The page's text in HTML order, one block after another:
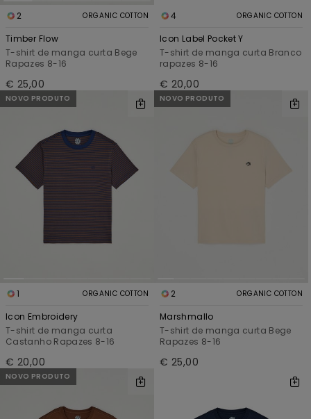
2 ORGANIC COTTON
Timber Flow
T-shirt de manga curta Bege
Rapazes 8-16
€ 25,00
4 ORGANIC COTTON
Icon Label Pocket Y
T-shirt de manga curta Branco
rapazes 8-16
€ 20,00
NOVO PRODUTO
1 ORGANIC COTTON
Icon Embroidery
T-shirt de manga curta
Castanho Rapazes 8-16
€ 20,00
NOVO PRODUTO
2 ORGANIC COTTON
Marshmallo
T-shirt de manga curta Bege
Rapazes 8-16
€ 25,00
NOVO PRODUTO